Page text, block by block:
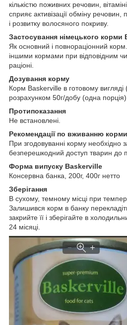
кількістю поживних речовин,
сприяє активізації обміну
і розвитку волосяного покриву.
Застосування німецького корми
Як основний і повнораціонний
іншими кормами при відповідним
раціоні.
Дозування корму
Корм Baskerville в готовому вигляді
розрахунком 50г/добу (одна
Протипоказання
Не встановлені.
Рекомендації по вживанню корми
При згодовуванні корму необхідно
безперешкодний доступ тварин до
Форма випуску Baskerville
Консервна банка, 200г, 400г нетто
Зберігання
В сухому, темному місці при
Залишився корм в банку
закрийте її і зберігайте в
24 місяці.